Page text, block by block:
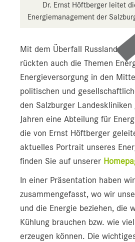
Dr. Ernst Höftberger leitet
Energiemanagement der
Mit dem Überfall Russlands
rückten auch die Themen
Energieversorgung in den
politischen und
den Salzburger
Jahren eine Abteilung für
die von Ernst Höftberger
aktuelles Portrait unseres
finden Sie auf unserer
In einer Präsentation haben
zusammengefasst, wo wir
und die Energie beziehen, die
Kühlung brauchen bzw. wie
erzeugen können. Die